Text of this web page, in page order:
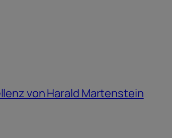
von Harald Martenstein